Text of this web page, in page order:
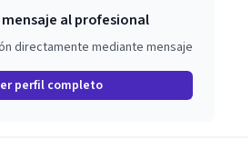
mensaje al profesional
directamente mediante mensaje
perfil completo